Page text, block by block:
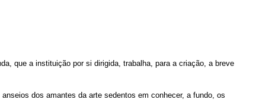
que a instituição por si dirigida, trabalha, para a criação, a breve
dos amantes da arte sedentos em conhecer, a fundo, os